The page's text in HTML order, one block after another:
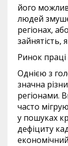
його
людей
регіонах,
зайнятість,
Ринок праці
Однією з
значна
регіонами.
часто
у пошуках
дефіциту